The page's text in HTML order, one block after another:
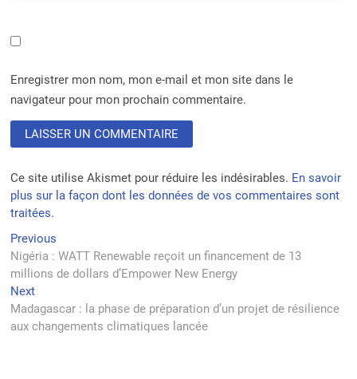
Enregistrer mon nom, mon e-mail et mon site dans le
navigateur pour mon prochain commentaire.
Ce site utilise Akismet pour réduire les indésirables. En savoir
plus sur la façon dont les données de vos commentaires sont
traitées.
Navigation
de
l’article
Previous
post:
Nigéria : WATT Renewable reçoit un financement de 13
millions de dollars d’Empower New Energy
NextNext
post:
Madagascar : la phase de préparation d’un projet de résilience
aux changements climatiques lancée